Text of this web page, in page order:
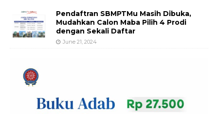
Pendaftran SBMPTMu Masih Dibuka,
Mudahkan Calon Maba Pilih 4 Prodi
dengan Sekali Daftar
June 21, 2024